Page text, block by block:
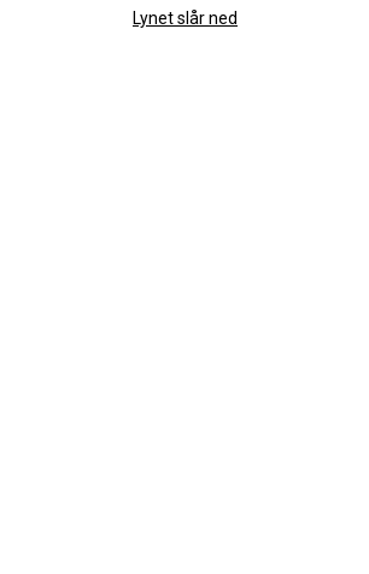
Lynet slår ned